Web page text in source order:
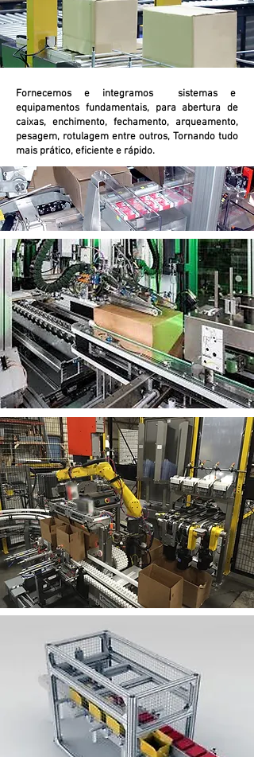
Fornecemos e integramos sistemas e
equipamentos fundamentais, para abertura de
caixas, enchimento, fechamento, arqueamento,
pesagem, rotulagem entre outros, Tornando tudo
mais prático, eficiente e rápido.